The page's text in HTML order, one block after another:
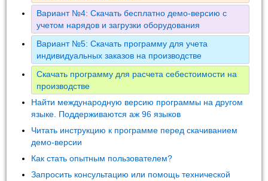
Вариант №4: Скачать бесплатно демо-версию с
учетом нарядов и загрузки оборудования
Вариант №5: Скачать программу для учета
индивидуальных заказов на производстве
Скачать программу для расчета себестоимости на
производстве
Найти международную версию программы на другом
языке. Поддерживаются аж 96 языков
Читать инструкцию к программе перед скачиванием
демо-версии
Как стать опытным пользователем?
Запросить консультацию или помощь технической